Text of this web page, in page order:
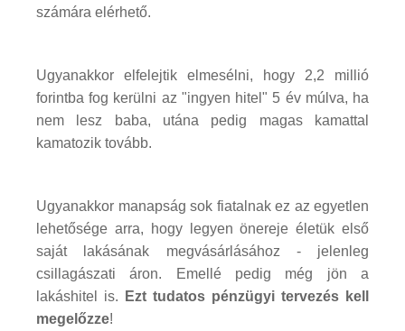
számára elérhető.
Ugyanakkor elfelejtik elmesélni, hogy 2,2 millió
forintba fog kerülni az "ingyen hitel" 5 év múlva, ha
nem lesz baba, utána pedig magas kamattal
kamatozik tovább.
Ugyanakkor manapság sok fiatalnak ez az egyetlen
lehetősége arra, hogy legyen önereje életük első
saját lakásának megvásárlásához - jelenleg
csillagászati áron. Emellé pedig még jön a
lakáshitel is.
Ezt tudatos pénzügyi tervezés kell
megelőzze!